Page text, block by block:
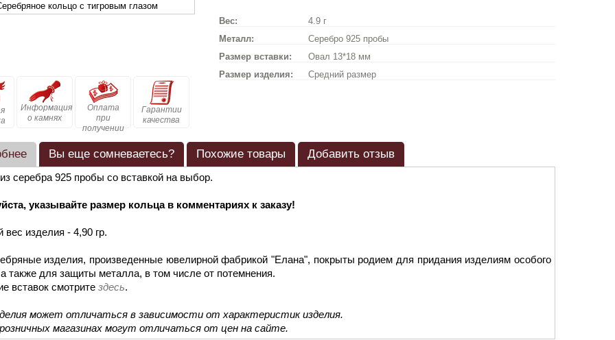
кольцо с тигровым глазом
Информация
о камнях
Оплата
при
получении
Гарантии
качества
Вес:
4.9 г
Металл:
Серебро 925 пробы
Размер вставки:
Овал 13*18 мм
Размер изделия:
Средний размер
Вы еще сомневаетесь? Похожие товары Добавить отзыв
серебра 925 пробы со вставкой на выбор.
указывайте размер кольца в комментариях к заказу!
вес изделия - 4,90 гр.
изделия, произведенные ювелирной фабрикой "Елана", покрыты родием для придания изделиям особого
также для защиты металла, в том числе от потемнения.
вставок смотрите здесь.
может отличаться в зависимости от характеристик изделия.
магазинах могут отличаться от цен на сайте.